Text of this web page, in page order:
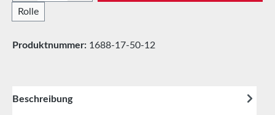
Rolle
Produktnummer: 1688-17-50-12
Beschreibung